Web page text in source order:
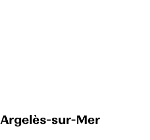
Argelès-sur-Mer